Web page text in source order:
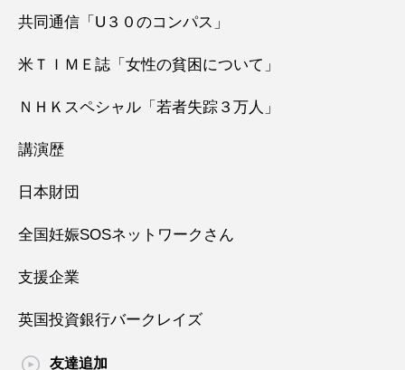
共同通信「U３０のコンパス」
米ＴＩＭＥ誌「女性の貧困について」
ＮＨＫスペシャル「若者失踪３万人」
講演歴
日本財団
全国妊娠SOSネットワークさん
支援企業
英国投資銀行バークレイズ
友達追加